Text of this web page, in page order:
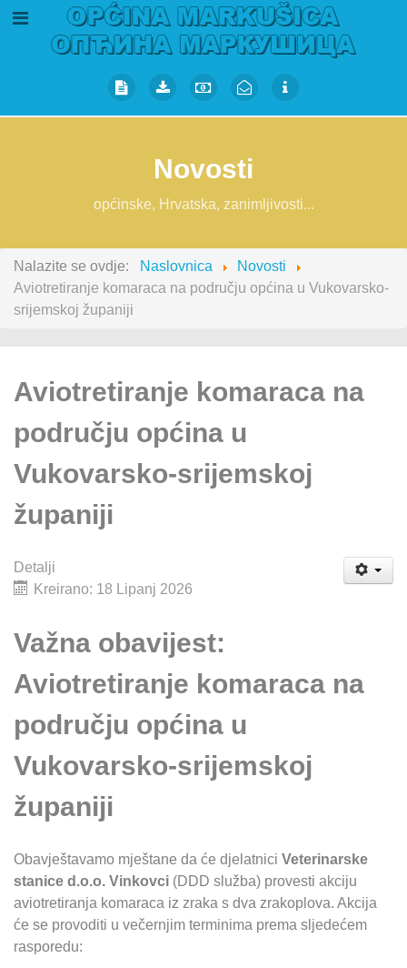
Novosti
općinske, Hrvatska, zanimljivosti...
Nalazite se ovdje: Naslovnica
Novosti
Aviotretiranje komaraca na području općina u Vukovarsko-
srijemskoj županiji
Aviotretiranje komaraca na
području općina u
Vukovarsko-srijemskoj
županiji
Detalji
Kreirano: 18 Lipanj 2026
Važna obavijest:
Aviotretiranje komaraca na
području općina u
Vukovarsko-srijemskoj
županiji
Obavještavamo mještane da će djelatnici Veterinarske
stanice d.o.o. Vinkovci (DDD služba) provesti akciju
aviotretiranja komaraca iz zraka s dva zrakoplova. Akcija
će se provoditi u večernjim terminima prema sljedećem
rasporedu: